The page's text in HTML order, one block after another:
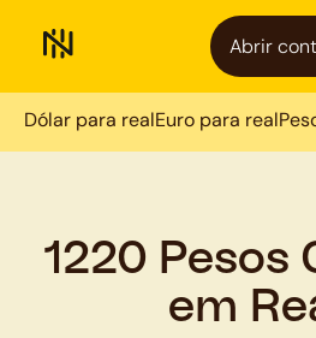
Abrir
Dólar para realEuro para real
1220 Pesos
em